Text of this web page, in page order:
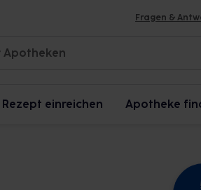
Fragen &
Rezept einreichen Apotheke